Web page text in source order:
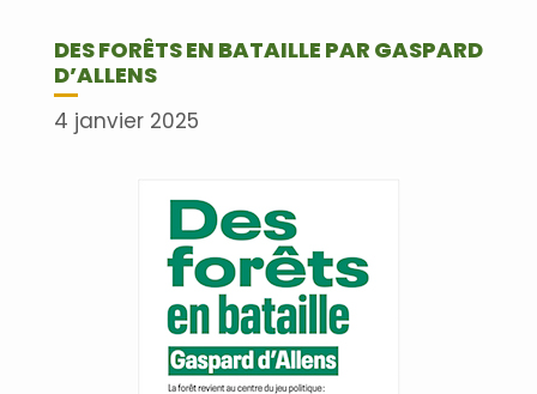
DES FORÊTS EN BATAILLE PAR GASPARD
D’ALLENS
4 janvier 2025